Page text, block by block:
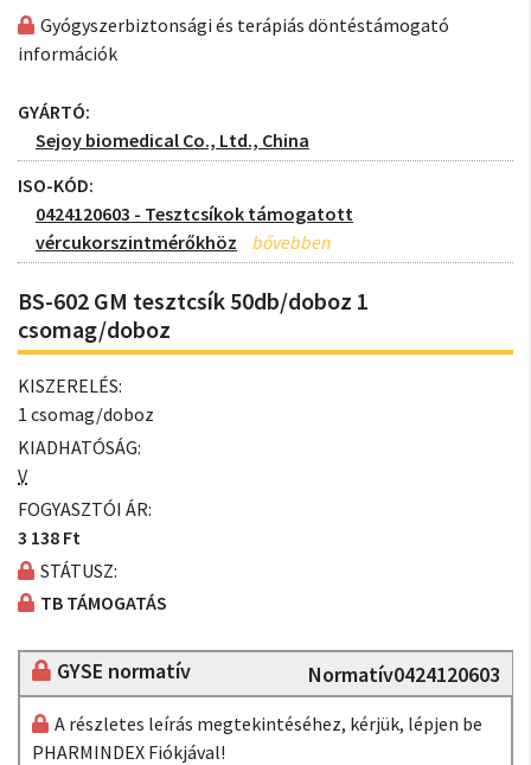
Gyógyszerbiztonsági és terápiás döntéstámogató
információk
GYÁRTÓ:
Sejoy biomedical Co., Ltd., China
ISO-KÓD:
0424120603 - Tesztcsíkok támogatott
vércukorszintmérőkhöz
BS-602 GM tesztcsík 50db/doboz 1
csomag/doboz
KISZERELÉS:
1 csomag/doboz
KIADHATÓSÁG:
V
FOGYASZTÓI ÁR:
3 138 Ft
STÁTUSZ:
TB TÁMOGATÁS
GYSE normatív Normatív0424120603
A részletes leírás megtekintéséhez, kérjük, lépjen be
PHARMINDEX Fiókjával!